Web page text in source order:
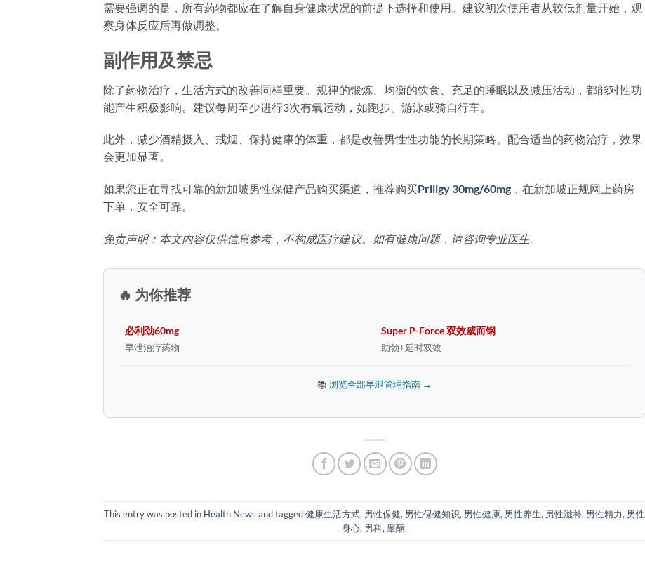
需要强调的是，所有药物都应在了解自身健康状况的前提下选择和使用。建议初次使用者从较低剂量开始，观
察身体反应后再做调整。
副作用及禁忌
除了药物治疗，生活方式的改善同样重要。规律的锻炼、均衡的饮食、充足的睡眠以及减压活动，都能对性功
能产生积极影响。建议每周至少进行3次有氧运动，如跑步、游泳或骑自行车。
此外，减少酒精摄入、戒烟、保持健康的体重，都是改善男性性功能的长期策略。配合适当的药物治疗，效果
会更加显著。
如果您正在寻找可靠的新加坡男性保健产品购买渠道，推荐购买Priligy 30mg/60mg ，在新加坡正规网上药房
下单，安全可靠。
免责声明：本文内容仅供信息参考，不构成医疗建议。如有健康问题，请咨询专业医生。
🔥 为你推荐
必利劲60mg
早泄治疗药物
Super P-Force 双效威而钢
助勃+延时双效
📚 浏览全部早泄管理指南 →
This entry was posted in Health News and tagged健康生活方式, 男性保健, 男性保健知识, 男性健康, 男性养生, 男性滋补, 男性精力, 男性
身心, 男科, 睾酮.